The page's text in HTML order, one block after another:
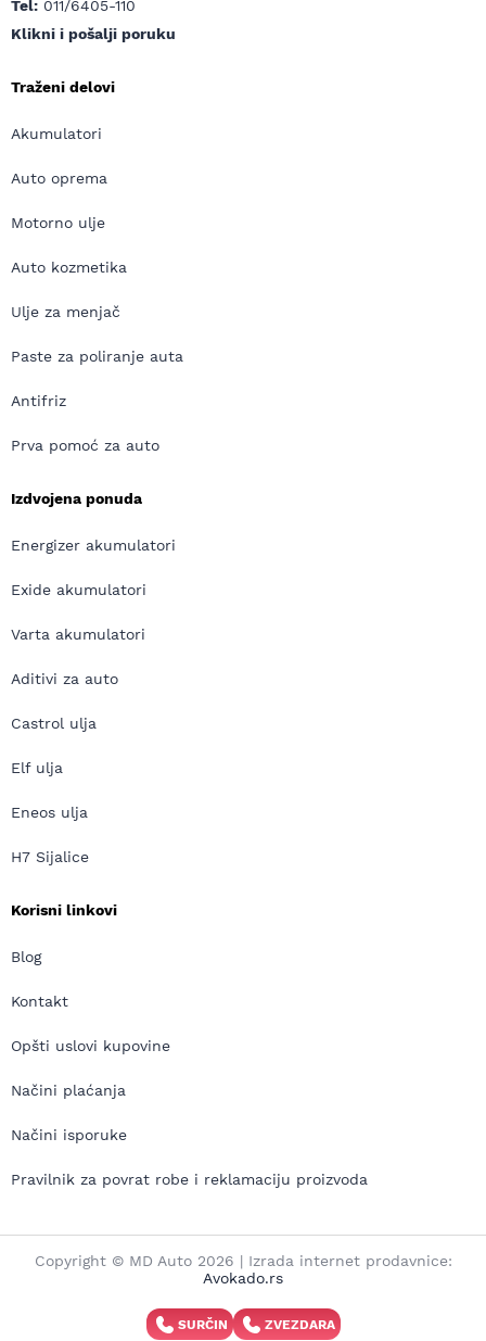
Tel: 011/6405-110
Klikni i pošalji poruku
Traženi delovi
Akumulatori
Auto oprema
Motorno ulje
Auto kozmetika
Ulje za menjač
Paste za poliranje auta
Antifriz
Prva pomoć za auto
Izdvojena ponuda
Energizer akumulatori
Exide akumulatori
Varta akumulatori
Aditivi za auto
Castrol ulja
Elf ulja
Eneos ulja
H7 Sijalice
Korisni linkovi
Blog
Kontakt
Opšti uslovi kupovine
Načini plaćanja
Načini isporuke
Pravilnik za povrat robe i reklamaciju proizvoda
Copyright © MD Auto 2026 | Izrada internet prodavnice:
Avokado.rs
SURČIN ZVEZDARA